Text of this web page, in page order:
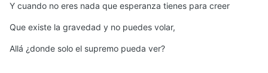
Y cuando no eres nada que esperanza tienes para creer
Que existe la gravedad y no puedes volar,
Allá ¿donde solo el supremo pueda ver?